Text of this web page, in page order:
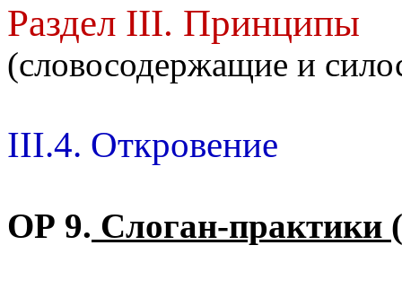
Раздел III. Принципы
(словосодержащие и
III.4. Откровение
ОР 9. Слоган-практики